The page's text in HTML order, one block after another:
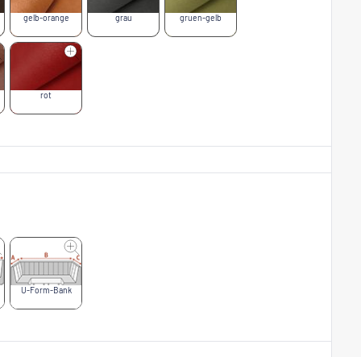
gelb-orange grau gruen-gelb
rot
U-Form-Bank